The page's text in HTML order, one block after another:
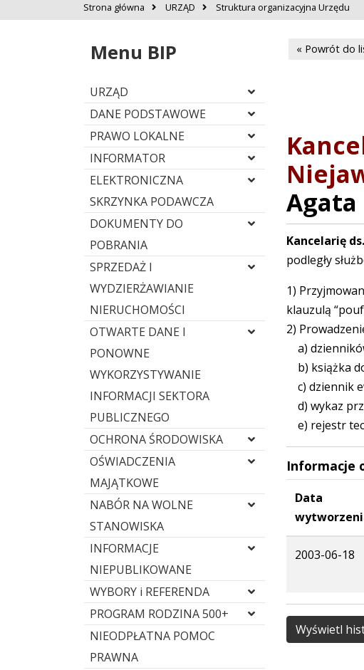
Strona główna URZĄD Struktura organizacyjna Urzędu
Menu BIP
URZĄD
DANE PODSTAWOWE
PRAWO LOKALNE
INFORMATOR
ELEKTRONICZNA
SKRZYNKA PODAWCZA
DOKUMENTY DO
POBRANIA
SPRZEDAŻ I
WYDZIERŻAWIANIE
NIERUCHOMOŚCI
OTWARTE DANE I
PONOWNE
WYKORZYSTYWANIE
INFORMACJI SEKTORA
PUBLICZNEGO
OCHRONA ŚRODOWISKA
OŚWIADCZENIA
MAJĄTKOWE
NABÓR NA WOLNE
STANOWISKA
INFORMACJE
NIEPUBLIKOWANE
WYBORY i REFERENDA
PROGRAM RODZINA 500+
NIEODPŁATNA POMOC
PRAWNA
« Powrót do
Agata
Kancelarię
podległy
1)
klauzulą
2)
a)
b) książka
c) dziennik
d) wykaz
e) rejestr
Informacje
Data
2003-06-18
Wyświetl